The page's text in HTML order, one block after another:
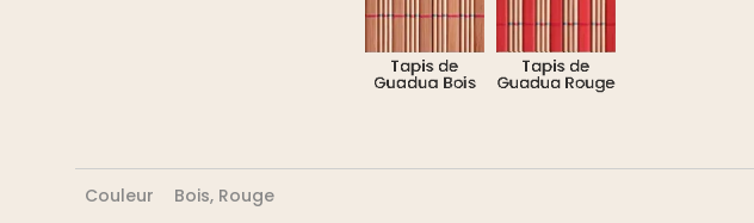
Couleur Bois, Rouge